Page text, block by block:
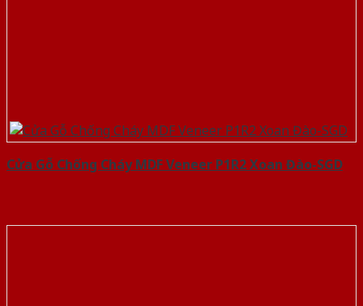
Cửa Gỗ Chống Cháy MDF Veneer P1R2 Xoan Đào-SGD